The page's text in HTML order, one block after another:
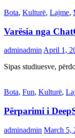
Bota, Kulturë, Lajme,
Varësia nga
adminadmin April 1,
Sipas studiuesve,
Bota, Fun, Kulturë,
Përparimi i
adminadmin March 5,